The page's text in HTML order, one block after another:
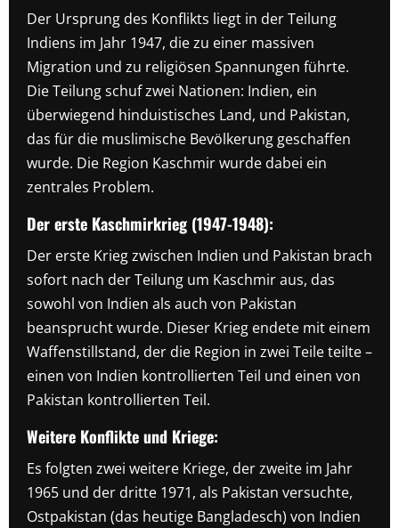
Der Ursprung des Konflikts liegt in der Teilung
Indiens im Jahr 1947, die zu einer massiven
Migration und zu religiösen Spannungen führte.
Die Teilung schuf zwei Nationen: Indien, ein
überwiegend hinduistisches Land, und Pakistan,
das für die muslimische Bevölkerung geschaffen
wurde. Die Region Kaschmir wurde dabei ein
zentrales Problem.
Der erste Kaschmirkrieg (1947-1948):
Der erste Krieg zwischen Indien und Pakistan brach
sofort nach der Teilung um Kaschmir aus, das
sowohl von Indien als auch von Pakistan
beansprucht wurde. Dieser Krieg endete mit einem
Waffenstillstand, der die Region in zwei Teile teilte –
einen von Indien kontrollierten Teil und einen von
Pakistan kontrollierten Teil.
Weitere Konflikte und Kriege:
Es folgten zwei weitere Kriege, der zweite im Jahr
1965 und der dritte 1971, als Pakistan versuchte,
Ostpakistan (das heutige Bangladesch) von Indien